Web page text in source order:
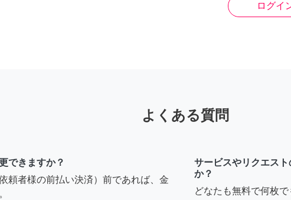
ログイ
よくある質問
できますか？
頼者様の前払い決済）前であれば、金
サービスやリクエス
か？
どなたも無料で何枚